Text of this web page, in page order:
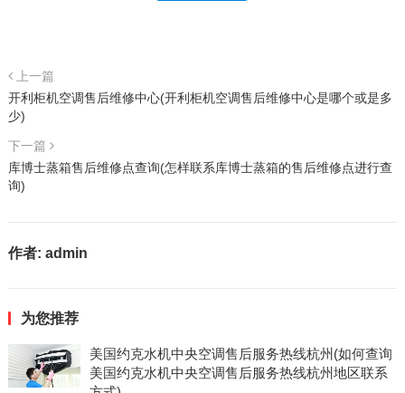
上一篇
开利柜机空调售后维修中心(开利柜机空调售后维修中心是哪个或是多
少)
下一篇
库博士蒸箱售后维修点查询(怎样联系库博士蒸箱的售后维修点进行查
询)
作者: admin
为您推荐
美国约克水机中央空调售后服务热线杭州(如何查询
美国约克水机中央空调售后服务热线杭州地区联系